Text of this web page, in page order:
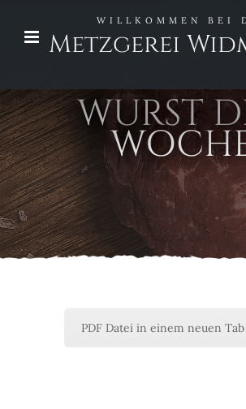
WILLKOMMEN BEI
Metzgerei
WURST
PDF Datei in einem neuen